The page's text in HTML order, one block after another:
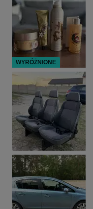
WYRÓŻNIONE